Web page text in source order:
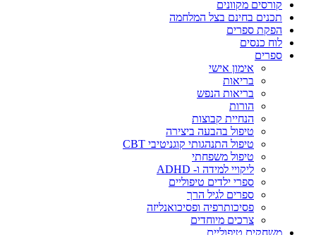
קורסים מקוונים
תכנים בחינם בצל המלחמה
הפקת ספרים
לוח כנסים
ספרים
אימון אישי
בריאות
בריאות הנפש
הורות
הנחיית קבוצות
טיפול בהבעה ביצירה
טיפול התנהגותי קוגניטיבי CBT
טיפול משפחתי
ליקויי למידה ו- ADHD
ספרי ילדים טיפוליים
ספרים לגיל הרך
פסיכותרפיה ופסיכואנליזה
צרכים מיוחדים
משחקים טיפוליים